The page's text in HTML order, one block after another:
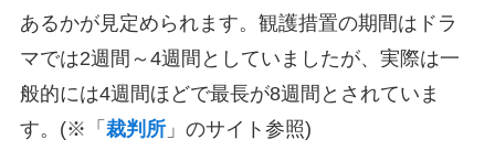
あるかが見定められます。観護措置の期間はドラ
マでは2週間～4週間としていましたが、実際は一
般的には4週間ほどで最長が8週間とされていま
す。(※「 裁判所」のサイト参照)